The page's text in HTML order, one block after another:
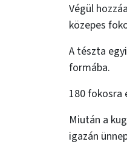
Végül
közepes
A tészta
formába.
180 fokosra
Miután a
igazán